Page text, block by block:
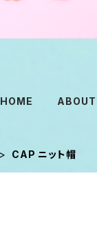
HOME ABOUT
CAP ニット帽